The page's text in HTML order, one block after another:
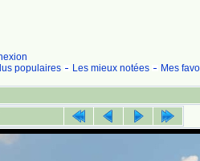
populaires Les mieux notées Mes